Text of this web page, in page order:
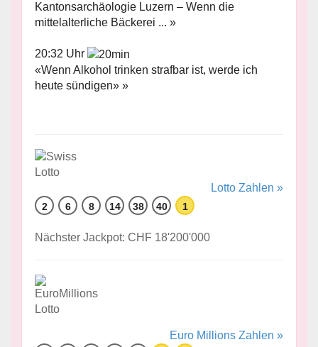
Kantonsarchäologie Luzern – Wenn die
mittelalterliche Bäckerei ... »
20:32 Uhr
«Wenn Alkohol trinken strafbar ist, werde ich
heute sündigen» »
Lotto Zahlen »
2 6 8 14 38 40 1
Nächster Jackpot: CHF 18'200'000
Euro Millions Zahlen »